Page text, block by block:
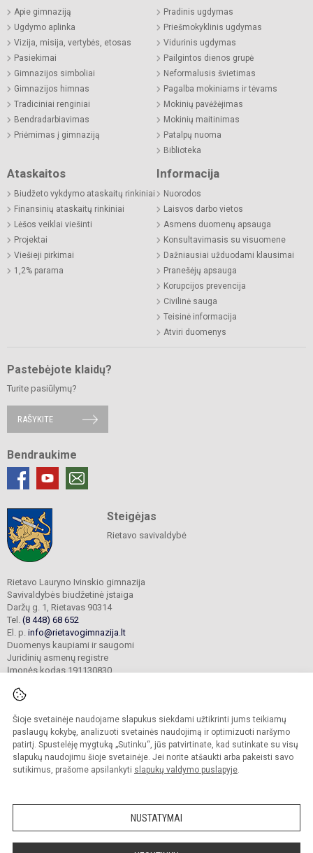
Šioje svetainėje naudojame slapukus siekdami užtikrinti jums teikiamų
paslaugų kokybę, analizuoti svetainės naudojimą ir optimizuoti naršymo
patirtį. Spustelėję mygtuką „Sutinku“, jūs patvirtinate, kad sutinkate su visų
slapukų naudojimu šioje svetainėje. Jei norite atšaukti arba pakeisti savo
sutikimus, prašome apsilankyti slapukų valdymo puslapyje.
NUSTATYMAI
Apie gimnaziją
Ugdymo aplinka
Vizija, misija, vertybės, etosas
Pasiekimai
Gimnazijos simboliai
Gimnazijos himnas
Tradiciniai renginiai
Bendradarbiavimas
Priėmimas į gimnaziją
Pradinis ugdymas
Priešmokyklinis ugdymas
Vidurinis ugdymas
Pailgintos dienos grupė
Neformalusis švietimas
Pagalba mokiniams ir tėvams
Mokinių pavėžėjimas
Mokinių maitinimas
Patalpų nuoma
Biblioteka
Ataskaitos
Biudžeto vykdymo ataskaitų rinkiniai
Finansinių ataskaitų rinkiniai
Lėšos veiklai viešinti
Projektai
Viešieji pirkimai
1,2% parama
Informacija
Nuorodos
Laisvos darbo vietos
Asmens duomenų apsauga
Konsultavimasis su visuomene
Dažniausiai užduodami klausimai
Pranešėjų apsauga
Korupcijos prevencija
Civilinė sauga
Teisinė informacija
Atviri duomenys
Pastebėjote klaidų?
Turite pasiūlymų?
RAŠYKITE
Bendraukime
Steigėjas
Rietavo savivaldybė
Rietavo Lauryno Ivinskio gimnazija
Savivaldybės biudžetinė įstaiga
Daržų g. 1, Rietavas 90314
Tel. (8 448) 68 652
El. p. info@rietavogimnazija.lt
Duomenys kaupiami ir saugomi
Juridinių asmenų registre
Įmonės kodas 191130830
© 2022. Rietavo Lauryno Ivinskio gimnazija. Visos teisės saugomos.
Kopijuoti turinį be raštiško gimnazijos sutikimo griežtai draudžiama.
Prieinamumo paraiška Slapukų valdymas
Sumanus būdas atnaujinti